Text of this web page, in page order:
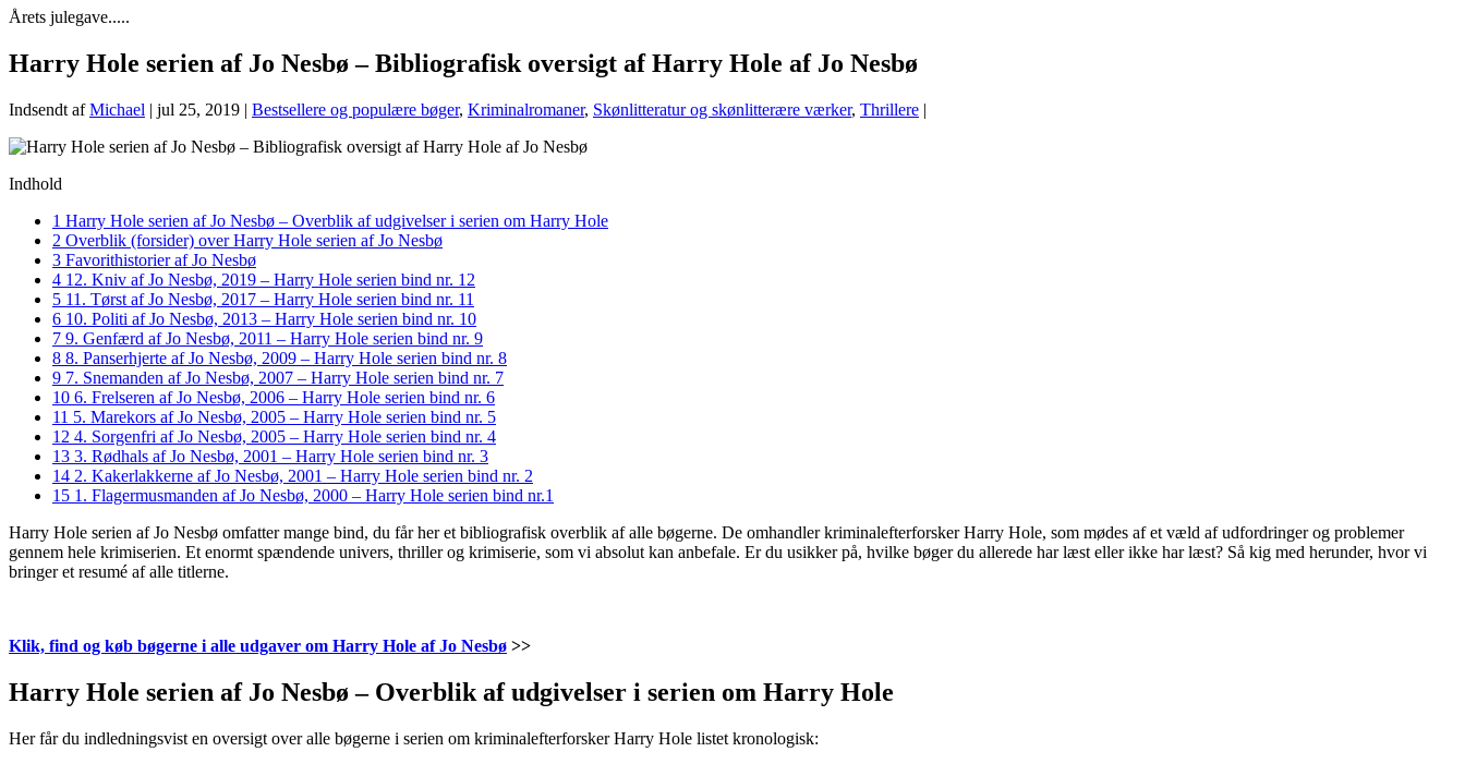
Årets julegave.....
Harry Hole serien af Jo Nesbø – Bibliografisk oversigt af Harry Hole af Jo Nesbø
Indsendt afMichael | jul 25, 2019 | Bestsellere og populære bøger, Kriminalromaner, Skønlitteratur og skønlitterære værker, Thrillere |
Indhold
1 Harry Hole serien af Jo Nesbø – Overblik af udgivelser i serien om Harry Hole
2 Overblik (forsider) over Harry Hole serien af Jo Nesbø
3 Favorithistorier af Jo Nesbø
4 12. Kniv af Jo Nesbø, 2019 – Harry Hole serien bind nr. 12
5 11. Tørst af Jo Nesbø, 2017 – Harry Hole serien bind nr. 11
6 10. Politi af Jo Nesbø, 2013 – Harry Hole serien bind nr. 10
7 9. Genfærd af Jo Nesbø, 2011 – Harry Hole serien bind nr. 9
8 8. Panserhjerte af Jo Nesbø, 2009 – Harry Hole serien bind nr. 8
9 7. Snemanden af Jo Nesbø, 2007 – Harry Hole serien bind nr. 7
10 6. Frelseren af Jo Nesbø, 2006 – Harry Hole serien bind nr. 6
11 5. Marekors af Jo Nesbø, 2005 – Harry Hole serien bind nr. 5
12 4. Sorgenfri af Jo Nesbø, 2005 – Harry Hole serien bind nr. 4
13 3. Rødhals af Jo Nesbø, 2001 – Harry Hole serien bind nr. 3
14 2. Kakerlakkerne af Jo Nesbø, 2001 – Harry Hole serien bind nr. 2
15 1. Flagermusmanden af Jo Nesbø, 2000 – Harry Hole serien bind nr.1
Harry Hole serien af Jo Nesbø omfatter mange bind, du får her et bibliografisk overblik af alle bøgerne. De omhandler kriminalefterforsker Harry Hole, som mødes af et væld af udfordringer og problemer
gennem hele krimiserien. Et enormt spændende univers, thriller og krimiserie, som vi absolut kan anbefale. Er du usikker på, hvilke bøger du allerede har læst eller ikke har læst? Så kig med herunder, hvor vi
bringer et resumé af alle titlerne.
Klik, find og køb bøgerne i alle udgaver om Harry Hole af Jo Nesbø >>
Harry Hole serien af Jo Nesbø – Overblik af udgivelser i serien om Harry Hole
Her får du indledningsvist en oversigt over alle bøgerne i serien om kriminalefterforsker Harry Hole listet kronologisk: